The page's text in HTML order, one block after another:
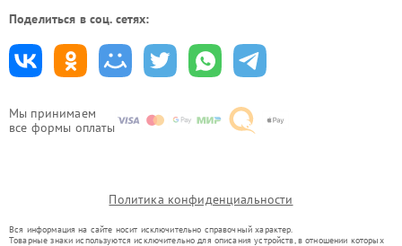
Мы принимаем
все формы оплаты
Поделиться в соц. сетях:
Политика конфиденциальности
Вся информация на сайте носит исключительно справочный характер.
Товарные знаки используются исключительно для описания устройств, в отношении которых